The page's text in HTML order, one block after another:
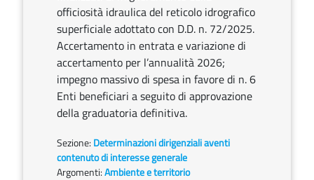
officiosità idraulica del reticolo idrografico
superficiale adottato con D.D. n. 72/2025.
Accertamento in entrata e variazione di
accertamento per l’annualità 2026;
impegno massivo di spesa in favore di n. 6
Enti beneficiari a seguito di approvazione
della graduatoria definitiva.
Sezione: Determinazioni dirigenziali aventi
contenuto di interesse generale
Argomenti:Ambiente e territorio